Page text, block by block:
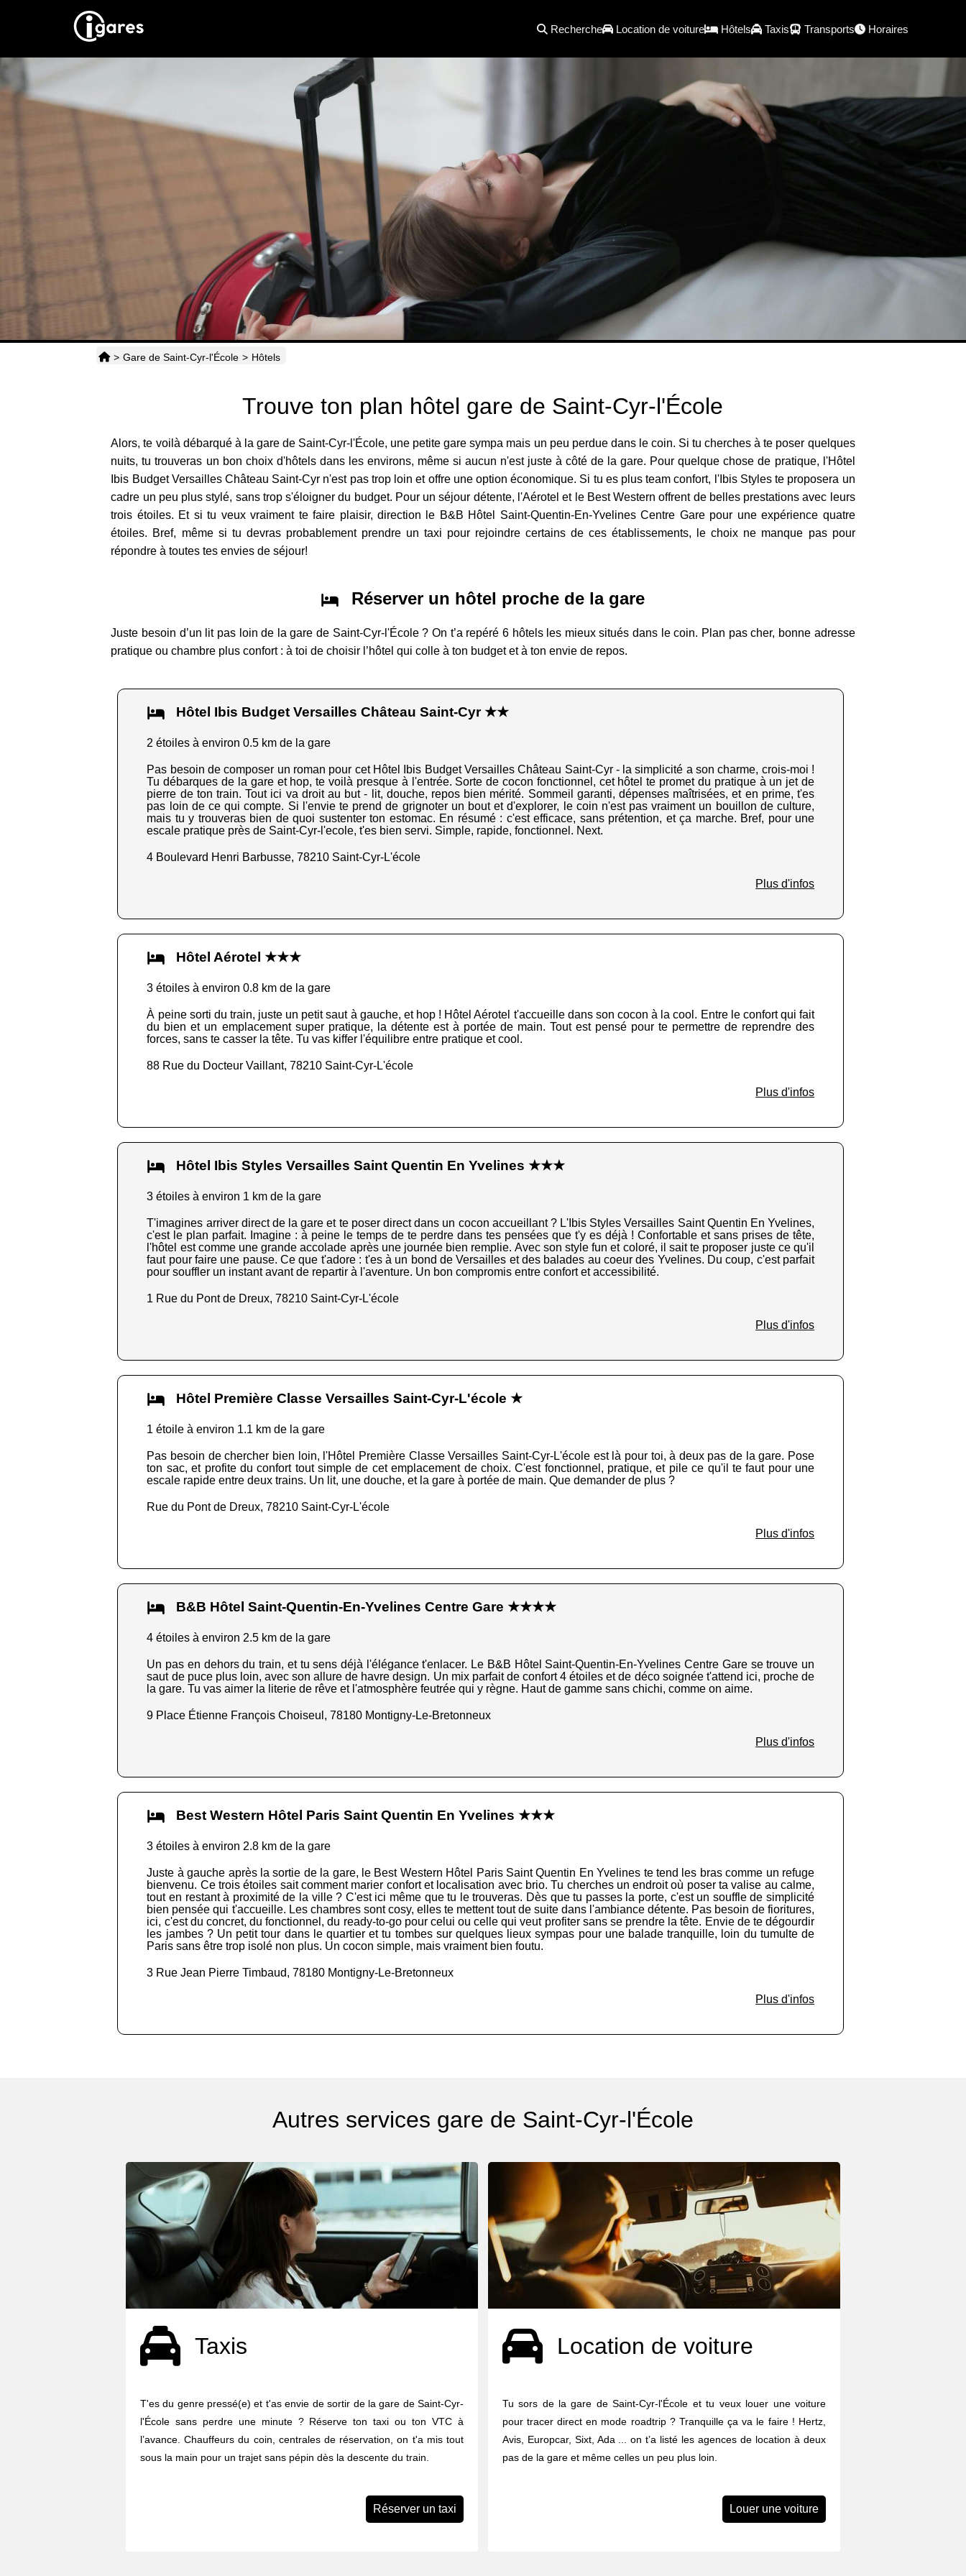
Recherche Location de voiture Hôtels Taxis Transports Horaires
> Gare de Saint-Cyr-l'École > Hôtels
Trouve ton plan hôtel gare de Saint-Cyr-l'École
Alors, te voilà débarqué à la gare de Saint-Cyr-l'École, une petite gare sympa mais un peu perdue dans le coin. Si tu cherches à te poser quelques
nuits, tu trouveras un bon choix d'hôtels dans les environs, même si aucun n'est juste à côté de la gare. Pour quelque chose de pratique, l'Hôtel
Ibis Budget Versailles Château Saint-Cyr n'est pas trop loin et offre une option économique. Si tu es plus team confort, l'Ibis Styles te proposera un
cadre un peu plus stylé, sans trop s'éloigner du budget. Pour un séjour détente, l'Aérotel et le Best Western offrent de belles prestations avec leurs
trois étoiles. Et si tu veux vraiment te faire plaisir, direction le B&B Hôtel Saint-Quentin-En-Yvelines Centre Gare pour une expérience quatre
étoiles. Bref, même si tu devras probablement prendre un taxi pour rejoindre certains de ces établissements, le choix ne manque pas pour
répondre à toutes tes envies de séjour!
Réserver un hôtel proche de la gare
Juste besoin d’un lit pas loin de la gare de Saint-Cyr-l'École ? On t’a repéré 6 hôtels les mieux situés dans le coin. Plan pas cher, bonne adresse
pratique ou chambre plus confort : à toi de choisir l’hôtel qui colle à ton budget et à ton envie de repos.
Hôtel Ibis Budget Versailles Château Saint-Cyr ★★
2 étoiles à environ 0.5 km de la gare
Pas besoin de composer un roman pour cet Hôtel Ibis Budget Versailles Château Saint-Cyr - la simplicité a son charme, crois-moi !
Tu débarques de la gare et hop, te voilà presque à l'entrée. Sorte de cocon fonctionnel, cet hôtel te promet du pratique à un jet de
pierre de ton train. Tout ici va droit au but - lit, douche, repos bien mérité. Sommeil garanti, dépenses maîtrisées, et en prime, t'es
pas loin de ce qui compte. Si l'envie te prend de grignoter un bout et d'explorer, le coin n'est pas vraiment un bouillon de culture,
mais tu y trouveras bien de quoi sustenter ton estomac. En résumé : c'est efficace, sans prétention, et ça marche. Bref, pour une
escale pratique près de Saint-Cyr-l'ecole, t'es bien servi. Simple, rapide, fonctionnel. Next.
4 Boulevard Henri Barbusse, 78210 Saint-Cyr-L'école
Plus d'infos
Hôtel Aérotel ★★★
3 étoiles à environ 0.8 km de la gare
À peine sorti du train, juste un petit saut à gauche, et hop ! Hôtel Aérotel t'accueille dans son cocon à la cool. Entre le confort qui fait
du bien et un emplacement super pratique, la détente est à portée de main. Tout est pensé pour te permettre de reprendre des
forces, sans te casser la tête. Tu vas kiffer l'équilibre entre pratique et cool.
88 Rue du Docteur Vaillant, 78210 Saint-Cyr-L'école
Plus d'infos
Hôtel Ibis Styles Versailles Saint Quentin En Yvelines ★★★
3 étoiles à environ 1 km de la gare
T'imagines arriver direct de la gare et te poser direct dans un cocon accueillant ? L'Ibis Styles Versailles Saint Quentin En Yvelines,
c'est le plan parfait. Imagine : à peine le temps de te perdre dans tes pensées que t'y es déjà ! Confortable et sans prises de tête,
l'hôtel est comme une grande accolade après une journée bien remplie. Avec son style fun et coloré, il sait te proposer juste ce qu'il
faut pour faire une pause. Ce que t'adore : t'es à un bond de Versailles et des balades au coeur des Yvelines. Du coup, c'est parfait
pour souffler un instant avant de repartir à l'aventure. Un bon compromis entre confort et accessibilité.
1 Rue du Pont de Dreux, 78210 Saint-Cyr-L'école
Plus d'infos
Hôtel Première Classe Versailles Saint-Cyr-L'école ★
1 étoile à environ 1.1 km de la gare
Pas besoin de chercher bien loin, l'Hôtel Première Classe Versailles Saint-Cyr-L'école est là pour toi, à deux pas de la gare. Pose
ton sac, et profite du confort tout simple de cet emplacement de choix. C'est fonctionnel, pratique, et pile ce qu'il te faut pour une
escale rapide entre deux trains. Un lit, une douche, et la gare à portée de main. Que demander de plus ?
Rue du Pont de Dreux, 78210 Saint-Cyr-L'école
Plus d'infos
B&B Hôtel Saint-Quentin-En-Yvelines Centre Gare ★★★★
4 étoiles à environ 2.5 km de la gare
Un pas en dehors du train, et tu sens déjà l'élégance t'enlacer. Le B&B Hôtel Saint-Quentin-En-Yvelines Centre Gare se trouve un
saut de puce plus loin, avec son allure de havre design. Un mix parfait de confort 4 étoiles et de déco soignée t'attend ici, proche de
la gare. Tu vas aimer la literie de rêve et l'atmosphère feutrée qui y règne. Haut de gamme sans chichi, comme on aime.
9 Place Étienne François Choiseul, 78180 Montigny-Le-Bretonneux
Plus d'infos
Best Western Hôtel Paris Saint Quentin En Yvelines ★★★
3 étoiles à environ 2.8 km de la gare
Juste à gauche après la sortie de la gare, le Best Western Hôtel Paris Saint Quentin En Yvelines te tend les bras comme un refuge
bienvenu. Ce trois étoiles sait comment marier confort et localisation avec brio. Tu cherches un endroit où poser ta valise au calme,
tout en restant à proximité de la ville ? C'est ici même que tu le trouveras. Dès que tu passes la porte, c'est un souffle de simplicité
bien pensée qui t'accueille. Les chambres sont cosy, elles te mettent tout de suite dans l'ambiance détente. Pas besoin de fioritures,
ici, c'est du concret, du fonctionnel, du ready-to-go pour celui ou celle qui veut profiter sans se prendre la tête. Envie de te dégourdir
les jambes ? Un petit tour dans le quartier et tu tombes sur quelques lieux sympas pour une balade tranquille, loin du tumulte de
Paris sans être trop isolé non plus. Un cocon simple, mais vraiment bien foutu.
3 Rue Jean Pierre Timbaud, 78180 Montigny-Le-Bretonneux
Plus d'infos
Autres services gare de Saint-Cyr-l'École
Taxis
T'es du genre pressé(e) et t'as envie de sortir de la gare de Saint-Cyr-
l'École sans perdre une minute ? Réserve ton taxi ou ton VTC à
l’avance. Chauffeurs du coin, centrales de réservation, on t'a mis tout
sous la main pour un trajet sans pépin dès la descente du train.
Réserver un taxi
Location de voiture
Tu sors de la gare de Saint-Cyr-l'École et tu veux louer une voiture
pour tracer direct en mode roadtrip ? Tranquille ça va le faire ! Hertz,
Avis, Europcar, Sixt, Ada ... on t’a listé les agences de location à deux
pas de la gare et même celles un peu plus loin.
Louer une voiture